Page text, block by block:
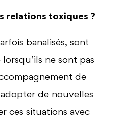
relations toxiques ?
banalisés, sont
ne sont pas
de
de nouvelles
ces situations avec